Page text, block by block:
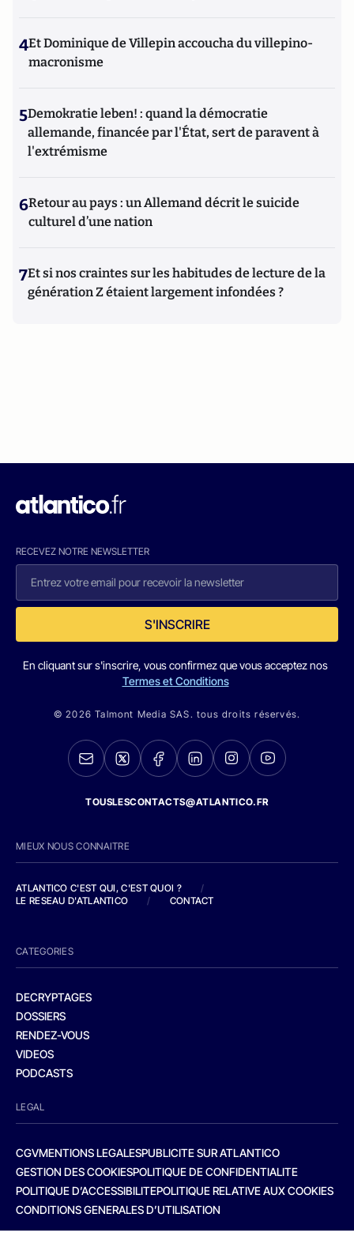
4Et Dominique de Villepin accoucha du villepino-
macronisme
5Demokratie leben! : quand la démocratie
allemande, financée par l'État, sert de paravent à
l'extrémisme
6Retour au pays : un Allemand décrit le suicide
culturel d’une nation
7Et si nos craintes sur les habitudes de lecture de la
génération Z étaient largement infondées ?
RECEVEZ NOTRE NEWSLETTER
S'INSCRIRE
En cliquant sur s'inscrire, vous confirmez que vous acceptez nos
Termes et Conditions
© 2026 Talmont Media SAS. tous droits réservés.
TOUSLESCONTACTS@ATLANTICO.FR
MIEUX NOUS CONNAITRE
ATLANTICO C'EST QUI, C'EST QUOI ?
/
LE RESEAU D'ATLANTICO
/ CONTACT
CATEGORIES
DECRYPTAGES
DOSSIERS
RENDEZ-VOUS
VIDEOS
PODCASTS
LEGAL
CGVMENTIONS LEGALESPUBLICITE SUR ATLANTICO
GESTION DES COOKIESPOLITIQUE DE CONFIDENTIALITE
POLITIQUE D’ACCESSIBILITEPOLITIQUE RELATIVE AUX COOKIES
CONDITIONS GENERALES D’UTILISATION